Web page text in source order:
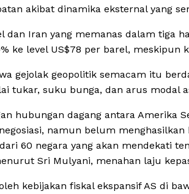
akibat dinamika eksternal yang
dan Iran yang memanas dalam tiga
ke level US$78 per barel, meskipun
gejolak geopolitik semacam itu
tukar, suku bunga, dan arus modal
hubungan dagang antara Amerika
namun belum
60 negara yang akan mendekati
Sri Mulyani, menahan laju
kebijakan fiskal ekspansif AS di